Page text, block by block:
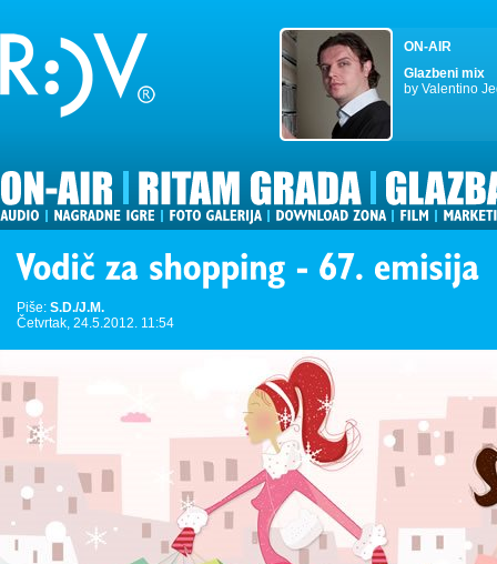
ON-AIR
Glazbeni mix
by Valentino
Piše: S.D./J.M.
Četvrtak, 24.5.2012. 11:54